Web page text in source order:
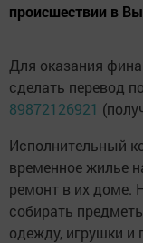
происшествии в
Для оказания
сделать перевод
89872126921
Исполнительный
временное жилье
ремонт в их доме.
собирать
одежду, игрушки и